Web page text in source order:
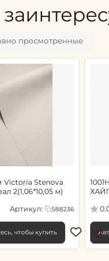
просмотренные
Victoria Stenova
2(1,06*10,05 м)
Артикул: 588236
чтобы купить